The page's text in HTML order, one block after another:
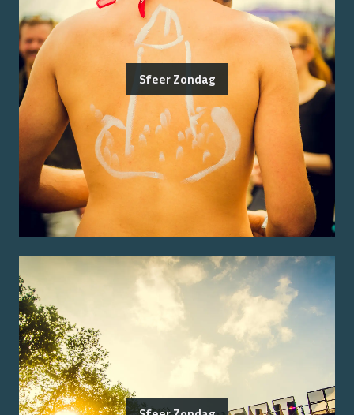
Sfeer Zondag